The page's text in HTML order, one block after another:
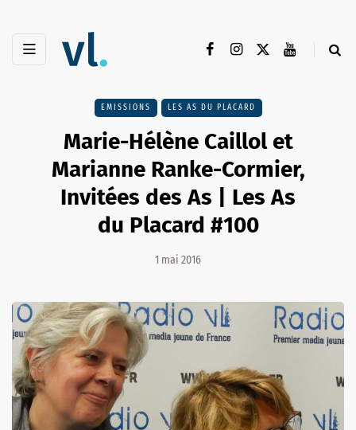
EMISSIONS LES AS DU PLACARD
Marie-Hélène Caillol et
Marianne Ranke-Cormier,
Invitées des As | Les As
du Placard #100
1 mai 2016